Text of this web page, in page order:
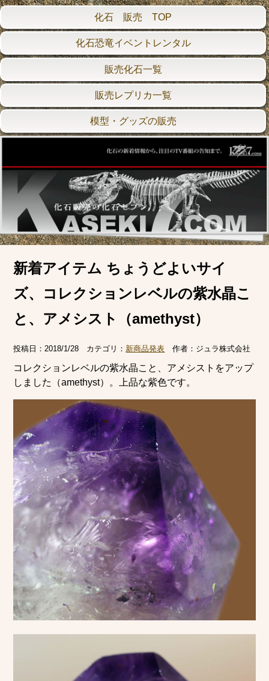
化石 販売 TOP
化石恐竜イベントレンタル
販売化石一覧
販売レプリカ一覧
模型・グッズの販売
新着アイテム ちょうどよいサイ
ズ、コレクションレベルの紫水晶こ
と、アメシスト（amethyst）
投稿日：2018/1/28 カテゴリ： 新商品発表 作者： ジュラ株式会社
コレクションレベルの紫水晶こと、アメシストをアップ
しました（amethyst）。上品な紫色です。